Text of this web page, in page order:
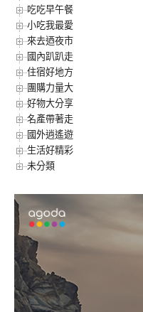
吃吃早午餐
小吃我最愛
來去迺夜市
國內趴趴走
住宿好地方
團購力量大
好物大分享
名產帶著走
國外逍遙遊
生活好精彩
未分類